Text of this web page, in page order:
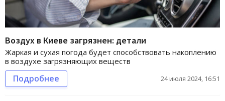
Воздух в Киеве загрязнен: детали
Жаркая и сухая погода будет способствовать накоплению
в воздухе загрязняющих веществ
Подробнее 24 июля 2024, 16:51